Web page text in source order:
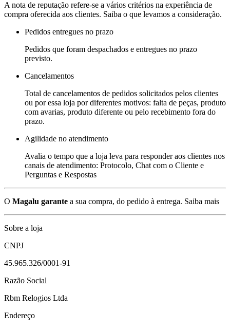
A nota de reputação refere-se a vários critérios na experiência de
compra oferecida aos clientes. Saiba o que levamos a consideração.
Pedidos entregues no prazo
Pedidos que foram despachados e entregues no prazo
previsto.
Cancelamentos
Total de cancelamentos de pedidos solicitados pelos clientes
ou por essa loja por diferentes motivos: falta de peças, produto
com avarias, produto diferente ou pelo recebimento fora do
prazo.
Agilidade no atendimento
Avalia o tempo que a loja leva para responder aos clientes nos
canais de atendimento: Protocolo, Chat com o Cliente e
Perguntas e Respostas
O Magalu garante a sua compra, do pedido à entrega. Saiba mais
Sobre a loja
CNPJ
45.965.326/0001-91
Razão Social
Rbm Relogios Ltda
Endereço